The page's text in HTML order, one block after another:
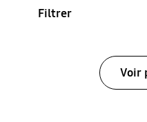
Filtrer
Voir